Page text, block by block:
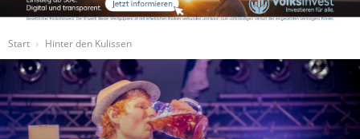
Start
Hinter den Kulissen